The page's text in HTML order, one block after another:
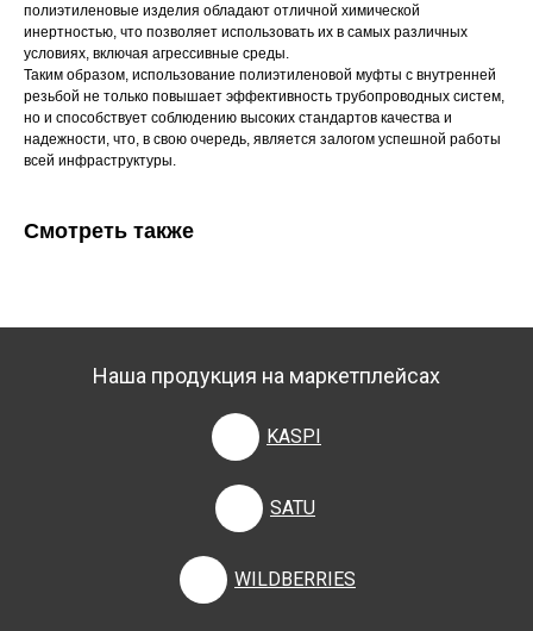
полиэтиленовые изделия обладают отличной химической
инертностью, что позволяет использовать их в самых различных
условиях, включая агрессивные среды.
Таким образом, использование полиэтиленовой муфты с внутренней
резьбой не только повышает эффективность трубопроводных систем,
но и способствует соблюдению высоких стандартов качества и
надежности, что, в свою очередь, является залогом успешной работы
всей инфраструктуры.
Смотреть также
Наша продукция на маркетплейсах
KASPI
SATU
WILDBERRIES